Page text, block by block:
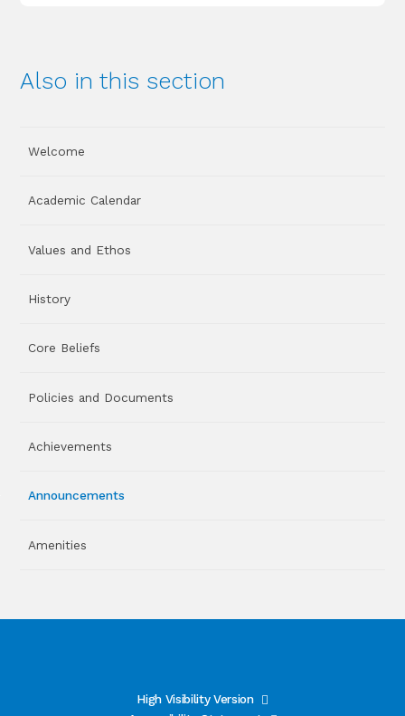
Also in this section
Welcome
Academic Calendar
Values and Ethos
History
Core Beliefs
Policies and Documents
Achievements
Announcements
Amenities
High Visibility Version